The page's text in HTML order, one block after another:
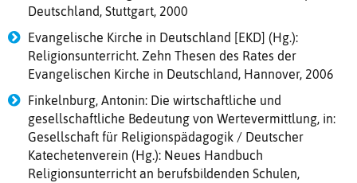
Deutschland, Stuttgart, 2000
Evangelische Kirche in Deutschland [EKD] (Hg.):
Religionsunterricht. Zehn Thesen des Rates der
Evangelischen Kirche in Deutschland, Hannover, 2006
Finkelnburg, Antonin: Die wirtschaftliche und
gesellschaftliche Bedeutung von Wertevermittlung, in:
Gesellschaft für Religionspädagogik / Deutscher
Katechetenverein (Hg.): Neues Handbuch
Religionsunterricht an berufsbildenden Schulen,